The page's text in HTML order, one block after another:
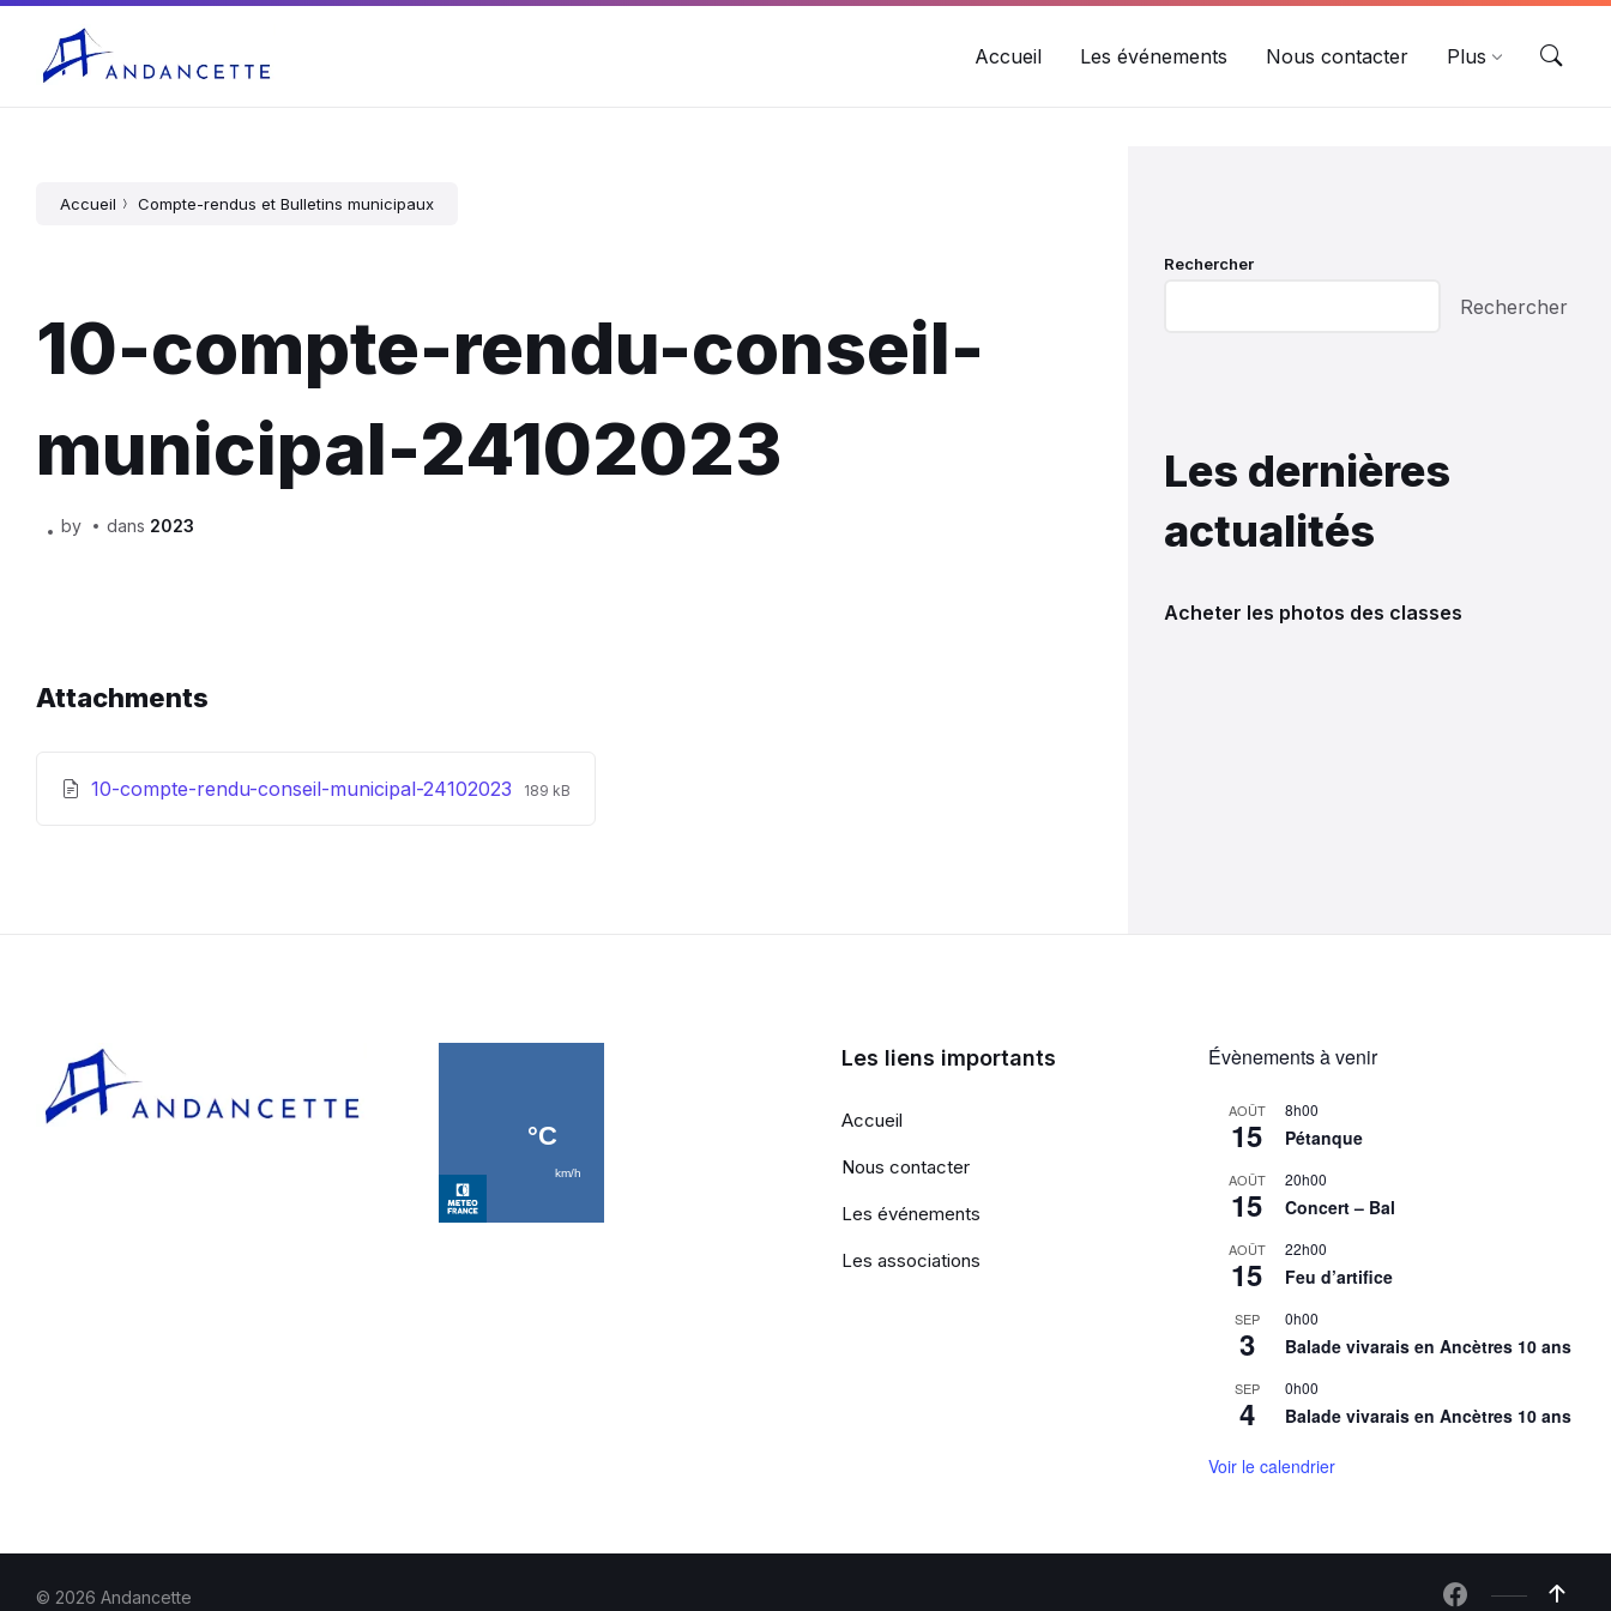
Accueil Les événements Nous contacter Plus
Accueil Compte-rendus et Bulletins municipaux
10-compte-rendu-conseil-
municipal-24102023
by dans 2023
Attachments
10-compte-rendu-conseil-municipal-24102023 File
File
189 kB
Rechercher
Rechercher
Les dernières
actualités
Acheter les photos des classes
Les liens importants
Accueil
Nous contacter
Les événements
Les associations
Évènements à venir
AOÛT
15
8h00
Pétanque
AOÛT
15
20h00
Concert – Bal
AOÛT
15
22h00
Feu d’artifice
SEP
3
0h00
Balade vivarais en Ancètres 10 ans
SEP
4
0h00
Balade vivarais en Ancètres 10 ans
Voir le calendrier
© 2026 Andancette